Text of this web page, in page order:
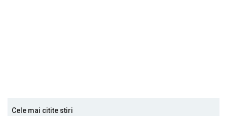
Cele mai citite stiri